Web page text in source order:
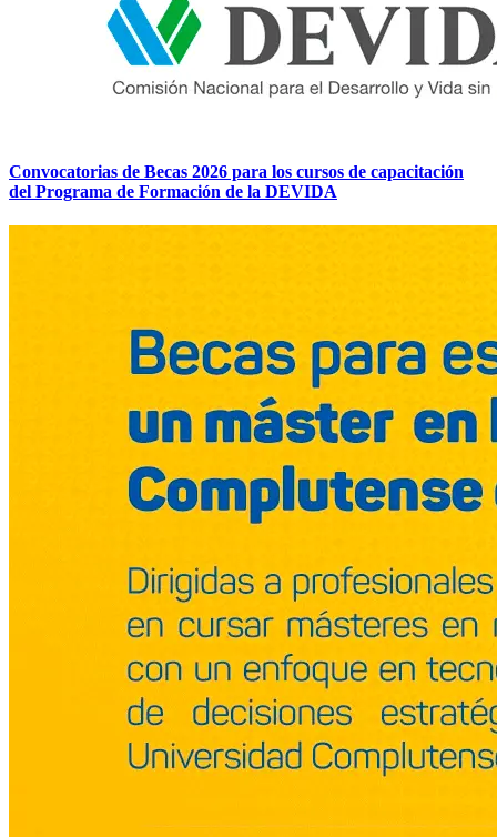
Convocatorias de Becas 2026 para los cursos de capacitación
del Programa de Formación de la DEVIDA